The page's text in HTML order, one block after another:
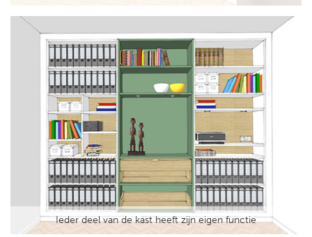
Ieder deel van de kast heeft zijn eigen functie